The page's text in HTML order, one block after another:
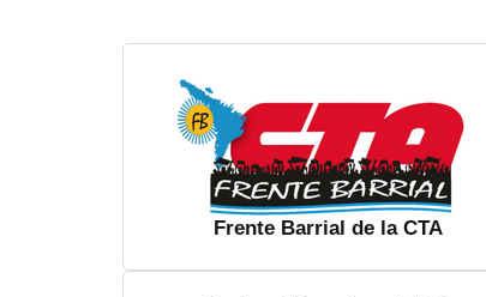
Frente Barrial de la CTA